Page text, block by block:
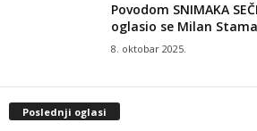
Povodom SNIMAKA
oglasio se Milan
8. oktobar 2025.
Poslednji oglasi